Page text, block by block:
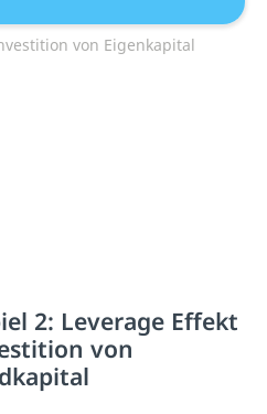
von Eigenkapital
2: Leverage Effekt
von